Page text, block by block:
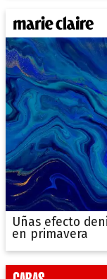
Uñas efecto
en primavera